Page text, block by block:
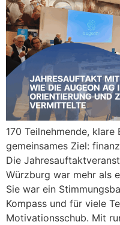
170 Teilnehmende,
gemeinsames Ziel:
Die
Würzburg war mehr als
Sie war ein
Kompass und für viele
Motivationsschub. Mit